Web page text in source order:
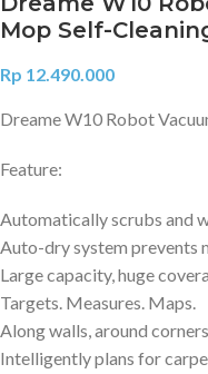
Mop Self-
Rp 12.490.000
Dreame W10 Robot
Feature:
Automatically scrubs and
Auto-dry system prevents
Large capacity, huge
Targets. Measures. Maps.
Along walls, around
Intelligently plans for